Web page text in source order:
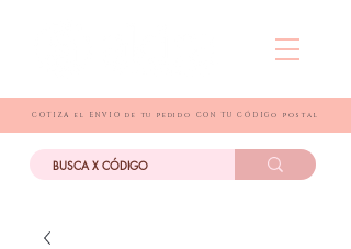
COTIZA el ENVIO de tu pedido CON TU CÓDIGo postal